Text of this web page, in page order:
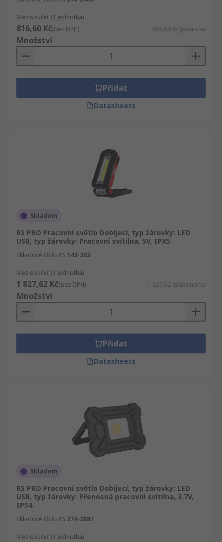
Mezisoučet (1 jednotka)
816,60 Kč(bez DPH) 816,60 Kč/jednotka
Množství
Přidat
Datasheets
Skladem
RS PRO Pracovní světlo Dobíjecí, typ žárovky: LED
USB, typ žárovky: Pracovní svítilna, 5V, IPX5
Skladové číslo RS 143-263
Mezisoučet (1 jednotka)
1 827,62 Kč(bez DPH) 1 827,62 Kč/jednotka
Množství
Přidat
Datasheets
Skladem
RS PRO Pracovní světlo Dobíjecí, typ žárovky: LED
USB, typ žárovky: Přenosná pracovní svítilna, 3.7V,
IP54
Skladové číslo RS 274-2887
Mezisoučet (1 jednotka)